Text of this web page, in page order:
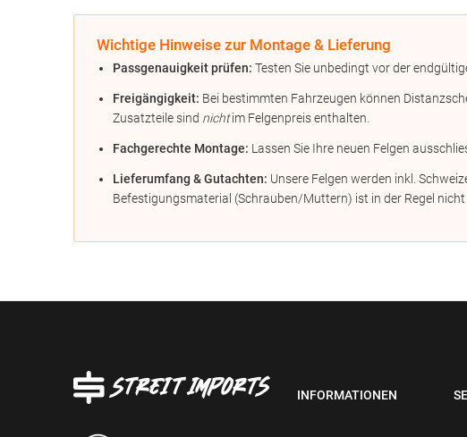
Wichtige Hinweise zur Montage & Lieferung
Passgenauigkeit prüfen: Testen Sie unbedingt vor der
Freigängigkeit: Bei bestimmten Fahrzeugen können
Zusatzteile sind nichtim Felgenpreis enthalten.
Fachgerechte Montage: Lassen Sie Ihre neuen Felgen
Lieferumfang & Gutachten: Unsere Felgen werden inkl.
Befestigungsmaterial (Schrauben/Muttern) ist in der Regel
INFORMATIONEN